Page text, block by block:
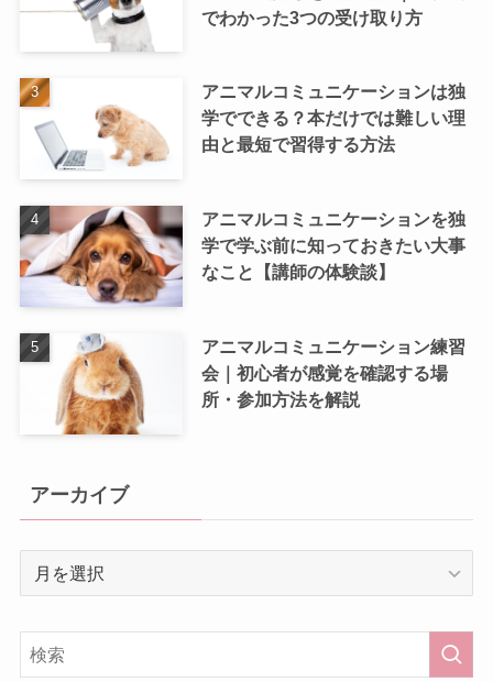
でわかった3つの受け取り方
アニマルコミュニケーションは独
学でできる？本だけでは難しい理
由と最短で習得する方法
アニマルコミュニケーションを独
学で学ぶ前に知っておきたい大事
なこと【講師の体験談】
アニマルコミュニケーション練習
会｜初心者が感覚を確認する場
所・参加方法を解説
アーカイブ
イ
ブ